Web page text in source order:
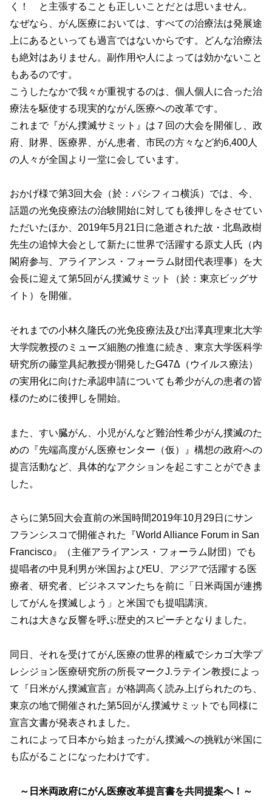
く！ と主張することも正しいことだとは思いません。
なぜなら、がん医療においては、すべての治療法は発展途
上にあるといっても過言ではないからです。どんな治療法
も絶対はありません。副作用や人によっては効かないこと
もあるのです。
こうしたなかで我々が重視するのは、個人個人に合った治
療法を駆使する現実的ながん医療への改革です。
これまで『がん撲滅サミット』は７回の大会を開催し、政
府、財界、医療界、がん患者、市民の方々など約6,400人
の人々が全国より一堂に会しています。
おかげ様で第3回大会（於：パシフィコ横浜）では、今、
話題の光免疫療法の治験開始に対しても後押しをさせてい
ただいたほか、2019年5月21日に急逝された故・北島政樹
先生の追悼大会として新たに世界で活躍する原丈人氏（内
閣府参与、アライアンス・フォーラム財団代表理事）を大
会長に迎えて第5回がん撲滅サミット（於：東京ビッグサ
イト）を開催。
それまでの小林久隆氏の光免疫療法及び出澤真理東北大学
大学院教授のミューズ細胞の推進に続き、東京大学医科学
研究所の藤堂具紀教授が開発したG47Δ（ウイルス療法）
の実用化に向けた承認申請についても希少がんの患者の皆
様のために後押しを開始。
また、すい臓がん、小児がんなど難治性希少がん撲滅のた
めの『先端高度がん医療センター（仮）』構想の政府への
提言活動など、具体的なアクションを起こすことができま
した。
さらに第5回大会直前の米国時間2019年10月29日にサン
フランシスコで開催された『World Alliance Forum in San
Francisco』（主催アライアンス・フォーラム財団）でも
提唱者の中見利男が米国およびEU、アジアで活躍する医
療者、研究者、ビジネスマンたちを前に「日米両国が連携
してがんを撲滅しよう」と米国でも提唱講演。
これは大きな反響を呼ぶ歴史的スピーチとなりました。
同日、それを受けてがん医療の世界的権威でシカゴ大学プ
レシジョン医療研究所の所長マークJ.ラテイン教授によっ
て『日米がん撲滅宣言』が格調高く読み上げられたのち、
東京の地で開催された第5回がん撲滅サミットでも同様に
宣言文書が発表されました。
これによって日本から始まったがん撲滅への挑戦が米国に
も広がることになったわけです。
～日米両政府にがん医療改革提言書を共同提案へ！～